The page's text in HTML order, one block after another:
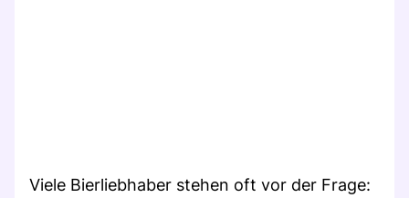
Viele Bierliebhaber stehen oft vor der Frage: